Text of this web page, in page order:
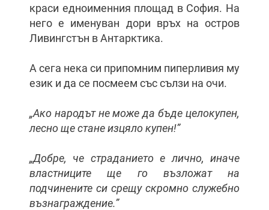
краси едноименния площад в София. На
него е именуван дори връх на остров
Ливингстън в Антарктика.
А сега нека си припомним пиперливия му
език и да се посмеем със сълзи на очи.
„Ако народът не може да бъде целокупен,
лесно ще стане изцяло купен!”
„Добре, че страданието е лично, иначе
властниците ще го възложат на
подчинените си срещу скромно служебно
възнаграждение.”